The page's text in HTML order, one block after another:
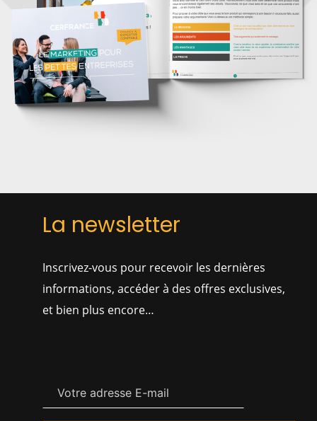
La newsletter
Inscrivez-vous pour recevoir les dernières
informations, accéder à des offres exclusives,
et bien plus encore…